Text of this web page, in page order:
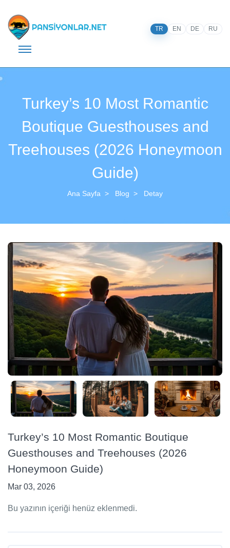
TR EN DE RU
Turkey’s 10 Most Romantic
Boutique Guesthouses and
Treehouses (2026 Honeymoon
Guide)
Ana Sayfa Blog Detay
Turkey’s 10 Most Romantic Boutique
Guesthouses and Treehouses (2026
Honeymoon Guide)
Mar 03, 2026
Bu yazının içeriği henüz eklenmedi.